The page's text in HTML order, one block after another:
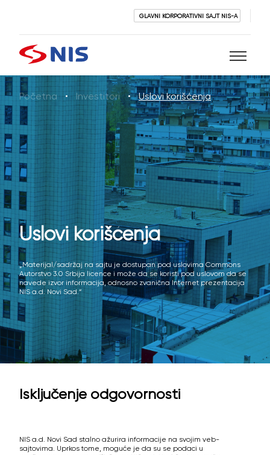
GLAVNI KORPORATIVNI SAJT NIS-A
Pretraži
PRETRAŽI
Početna Investitori Uslovi korišćenja
Uslovi korišćenja
„Materijal/sadržaj na sajtu je dostupan pod uslovima Commons
Autorstvo 3.0 Srbija licence i može da se koristi pod uslovom da se
navede izvor informacija, odnosno zvanična Internet prezentacija
NIS a.d. Novi Sad.“
Isključenje odgovornosti
NIS a.d. Novi Sad stalno ažurira informacije na svojim veb-
sajtovima. Uprkos tome, moguće je da su se podaci u